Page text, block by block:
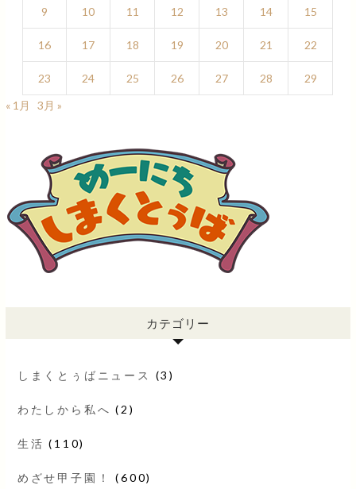
9 10 11 12 13 14 15
16 17 18 19 20 21 22
23 24 25 26 27 28
29
« 1月
3月 »
カテゴリー
しまくとぅばニュース (3)
わたしから私へ (2)
生活 (110)
めざせ甲子園！ (600)